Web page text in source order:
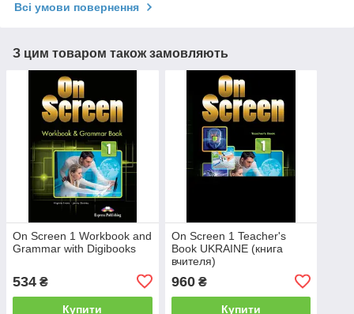
Всі умови повернення
З цим товаром також замовляють
On Screen 1 Workbook and
Grammar with Digibooks
534 ₴
Купити
On Screen 1 Teacher's
Book UKRAINE (книга
вчителя)
960₴
Купити